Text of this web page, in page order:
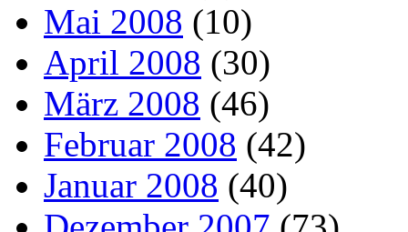
Mai 2008 (10)
April 2008 (30)
März 2008 (46)
Februar 2008 (42)
Januar 2008 (40)